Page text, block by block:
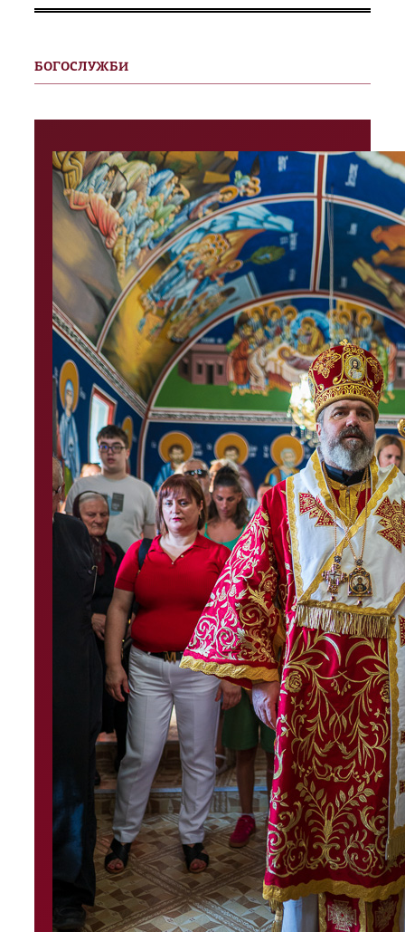
БОГОСЛУЖБИ